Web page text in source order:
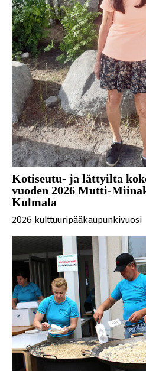
Kotiseutu- ja lättyilta
vuoden 2026 Mutti-
Kulmala
2026 kulttuuripääkaupunkivuosi